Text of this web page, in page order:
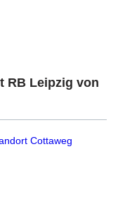
RB Leipzig von